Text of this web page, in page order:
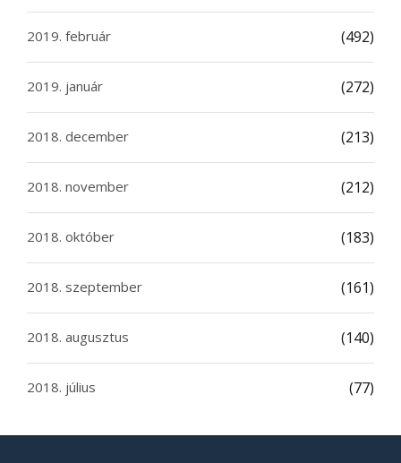
2019. február (492)
2019. január (272)
2018. december (213)
2018. november (212)
2018. október (183)
2018. szeptember (161)
2018. augusztus (140)
2018. július (77)